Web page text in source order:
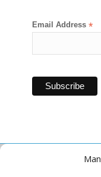
Email Address *